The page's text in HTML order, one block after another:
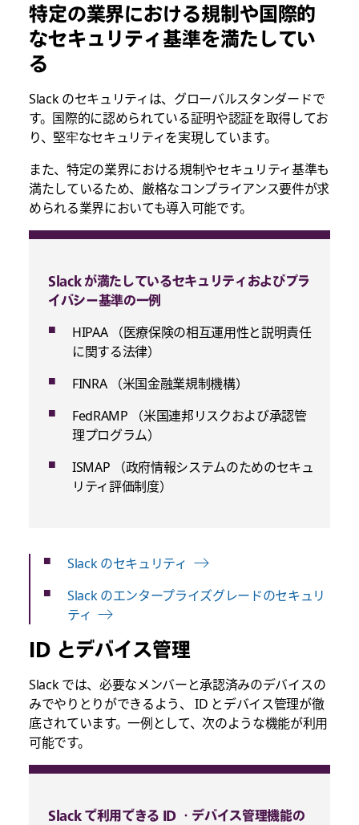
特定の業界における規制や国際的
なセキュリティ基準を満たしてい
る
Slack のセキュリティは、グローバルスタンダードで
す。国際的に認められている証明や認証を取得してお
り、堅牢なセキュリティを実現しています。
また、特定の業界における規制やセキュリティ基準も
満たしているため、厳格なコンプライアンス要件が求
められる業界においても導入可能です。
Slack が満たしているセキュリティおよびプラ
イバシー基準の一例
HIPAA （医療保険の相互運用性と説明責任
に関する法律）
FINRA （米国金融業規制機構）
FedRAMP （米国連邦リスクおよび承認管
理プログラム）
ISMAP （政府情報システムのためのセキュ
リティ評価制度）
Slack のセキュリティ
Slack のエンタープライズグレードのセキュリ
ティ
ID とデバイス管理
Slack では、必要なメンバーと承認済みのデバイスの
みでやりとりができるよう、 ID とデバイス管理が徹
底されています。一例として、次のような機能が利用
可能です。
Slack で利用できる ID ・デバイス管理機能の